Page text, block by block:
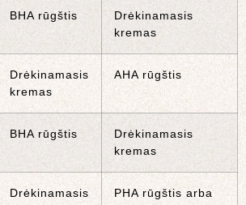
BHA rūgštis
Drėkinamasis
kremas
Drėkinamasis
kremas
AHA rūgštis
BHA rūgštis
Drėkinamasis
kremas
Drėkinamasis
PHA rūgštis arba